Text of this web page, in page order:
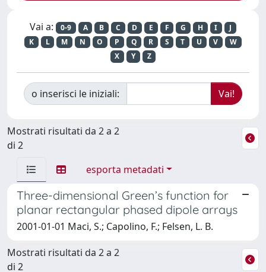
Vai a: 0-9 A B C D E F G H I
J
K
L M N O P Q R S T U V
W
X
Y Z
o inserisci le iniziali:
Mostrati risultati da 2 a 2
di 2
esporta metadati
Three-dimensional Green’s function for
planar rectangular phased dipole arrays
2001-01-01 Maci, S.; Capolino, F.; Felsen, L. B.
Mostrati risultati da 2 a 2
di 2